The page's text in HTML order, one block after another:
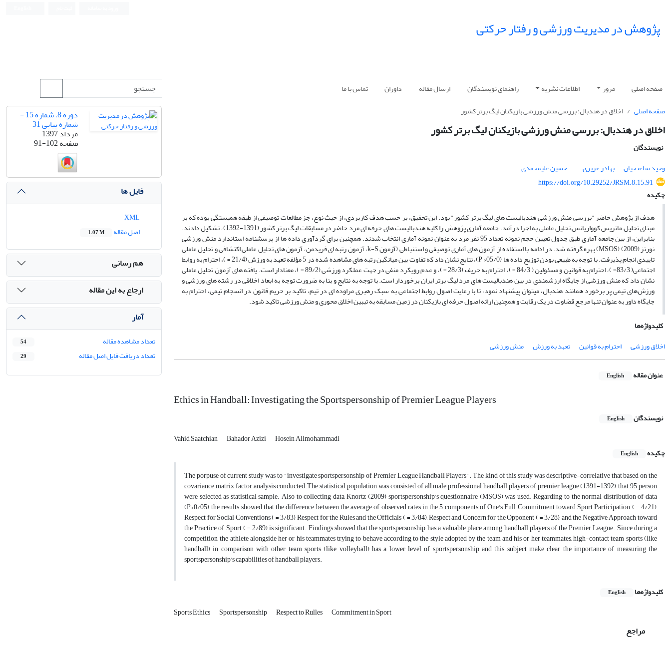
پژوهش در مدیریت ورزشی و رفتار حرکتی
صفحه اصلی مرور اطلاعات نشریه راهنمای نویسندگان ارسال مقاله داوران
تماس با ما
صفحه اصلی
اخلاق در هندبال: بررسی منش ورزشی بازیکنان لیگ برتر کشور
اخلاق در هندبال: بررسی منش ورزشی بازیکنان لیگ برتر کشور
نویسندگان
وحید ساعتچیان
بهادر عزیزی
حسین علیمحمدی
https://doi.org/10.29252/JRSM.8.15.91
چکیده
هدف از پژوهش حاضر "بررسی منش ورزشی هندبالیست های لیگ برتر کشور" بود. این تحقیق، بر حسب هدف کاربردی، از حیث نوع، جز مطالعات توصیفی از طبقه همبستگی بوده که بر
مبنای تحلیل ماتریس کوواریانس تحلیل عاملی به اجرا درآمد. جامعه آماری پژوهش را کلیه هندبالیست های حرفه ای مرد حاضر در مسابقات لیگ برتر کشور (1391-1392)، تشکیل دادند.
بنابراین، از بین جامعه آماری طبق جدول تعیین حجم نمونه تعداد 95 نفر مرد به عنوان نمونه آماری انتخاب شدند. همچنین برای گردآوری داده ها از پرسشنامه استاندارد منش ورزشی
نورتز (2009) ( MSOS) بهره گرفته شد. در ادامه با استفاده از آزمون های آماری توصیفی و استنباطی (آزمونk-S، آزمون رتبه ای فریدمن، آزمون های تحلیل عاملی اکتشافی و تحلیل عاملی
تاییدی انجام پذیرفت. با توجه به طبیعی بودن توزیع داده ها (05/0< P)، نتایج نشان داد که تفاوت بین میانگین رتبه های مشاهده شده در 5 مؤلفه تعهد به ورزش (21/4 = )، احترام به روابط
اجتماعی( 83/3= )، احترام به قوانین و مسئولین ( 84/3 = )، احترام به حریف (28/3 = )، و عدم رویکرد منفی در جهت عملکرد ورزشی (89/2 = )، معنادار است. یافته های آزمون تحلیل عاملی
نشان داد که منش ورزشی از جایگاه ارزشمندی در بین هندبالیست های مرد لیگ برتر ایران برخوردار است. با توجه به نتایج و بنا به ضرورت توجه به ابعاد اخلاقی در رشته های ورزشی و
ورزش‌های تیمی پر برخورد همانند هندبال، می­توان پیشنهاد نمود، تا با رعایت اصول روابط اجتماعی به سبک رهبری مراوده ای در تیم، تاکید بر حریم قانون در انسجام تیمی، احترام به
جایگاه داور به عنوان تنها مرجع قضاوت در یک رقابت و همچنین ارائه اصول حرفه ای بازیکنان در زمین مسابقه به تببین اخلاق محوری و منش ورزشی تاکید شود.
کلیدواژه‌ها
اخلاق ورزشی
احترام به قوانین تعهد به ورزش منش ورزشی
عنوان مقاله English
Ethics in Handball: Investigating the Sportspersonship of Premier League Players
نویسندگان English
Vahid Saatchian Bahador Azizi
Hosein Alimohammadi
چکیده
English
The porpuse of current study was to "investigate sportspersonship of Premier League Handball Players". The kind of this study was descriptive-correlative that based on the
covariance matrix factor analysis conducted.The statistical population was consisted of all male professional handball players of premier league (1391-1392), that 95 person
were selected as statistical sample. Also to collecting data, Knortz (2009) sportspersonship's questionnaire (MSOS) was used. Regarding to the normal distribution of data
(P>0/05), the results showed that the difference between the average of observed rates in the 5 components of One's Full Commitment toward Sport Participation ( = 4/21),
Respect for Social Conventions ( = 3/83) Respect for the Rules and the Officials ( = 3/84), Respect and Concern for the Opponent ( = 3/28), and the Negative Approach toward
the Practice of Sport ( = 2/89) is significant. Findings showed that the sportspersonship has a valuable place among handball players of the Premier League. Since during a
competition, the athlete alongside her or his teammates trying to behave according to the style adopted by the team and his or her teammates, high-contact team sports (like
handball) in comparison with other team sports (like volleyball) has a lower level of sportspersonship and this subject make clear the importance of measuring the
sportspersonship's capabilities of handball players.
کلیدواژه‌ها English
Sports Ethics Sportspersonship Respect to Rulles Commitment in Sport
مراجع
دوره 8، شماره 15 -
شماره پیاپی 31
مرداد 1397
صفحه91-102
فایل ها
اصل مقاله
1.07 M
هم رسانی
ارجاع به این مقاله
آمار
تعداد مشاهده مقاله 54
تعداد دریافت فایل اصل مقاله 29